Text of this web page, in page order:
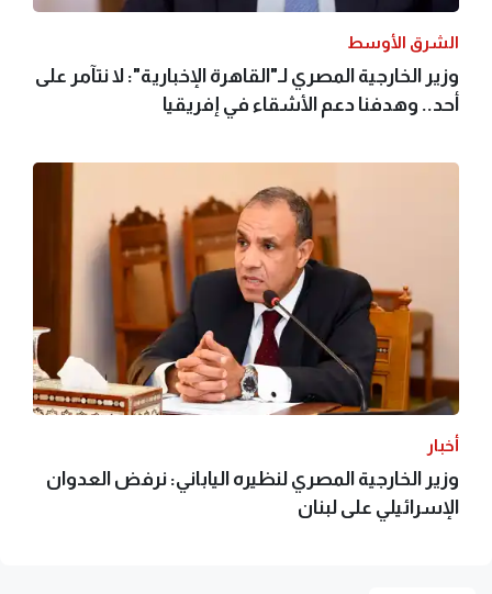
الشرق الأوسط
وزير الخارجية المصري لـ"القاهرة الإخبارية": لا نتآمر على
أحد.. وهدفنا دعم الأشقاء في إفريقيا
أخبار
وزير الخارجية المصري لنظيره الياباني: نرفض العدوان
الإسرائيلي على لبنان